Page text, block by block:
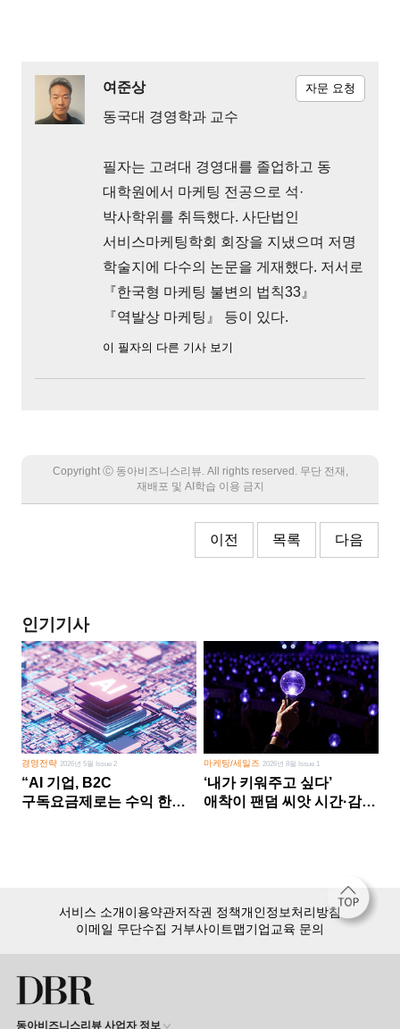
여준상
동국대 경영학과 교수
필자는 고려대 경영대를 졸업하고 동
대학원에서 마케팅 전공으로 석·
박사학위를 취득했다. 사단법인
서비스마케팅학회 회장을 지냈으며 저명
학술지에 다수의 논문을 게재했다. 저서로
『한국형 마케팅 불변의 법칙33』
『역발상 마케팅』 등이 있다.
이 필자의 다른 기사 보기
자문 요청
Copyright Ⓒ 동아비즈니스리뷰. All rights reserved. 무단 전재,
재배포 및 AI학습 이용 금지
이전 목록 다음
인기기사
경영전략 2026년 5월 Issue 2
“AI 기업, B2C
구독요금제로는 수익 한계
마케팅/세일즈 2026년 8월 Issue 1
‘내가 키워주고 싶다’
애착이 팬덤 씨앗 시간·감정
서비스 소개이용약관저작권 정책개인정보처리방침
이메일 무단수집 거부사이트맵기업교육 문의
동아비즈니스리뷰 사업자 정보